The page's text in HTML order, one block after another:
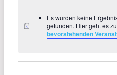
Es wurden keine
gefunden. Hier geht es
bevorstehenden